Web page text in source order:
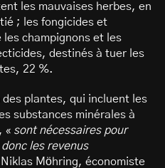
les mauvaises herbes, en
; les fongicides et
champignons et les
destinés à tuer les
22 %.
des plantes, qui incluent les
substances minérales à
« sont nécessaires pour
les revenus
Möhring, économiste